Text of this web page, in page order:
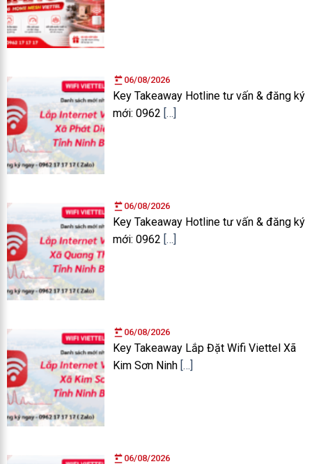
06/08/2026
Key Takeaway Hotline tư vấn & đăng ký
mới: 0962 […]
06/08/2026
Key Takeaway Hotline tư vấn & đăng ký
mới: 0962 […]
06/08/2026
Key Takeaway Lắp Đặt Wifi Viettel Xã
Kim Sơn Ninh […]
06/08/2026